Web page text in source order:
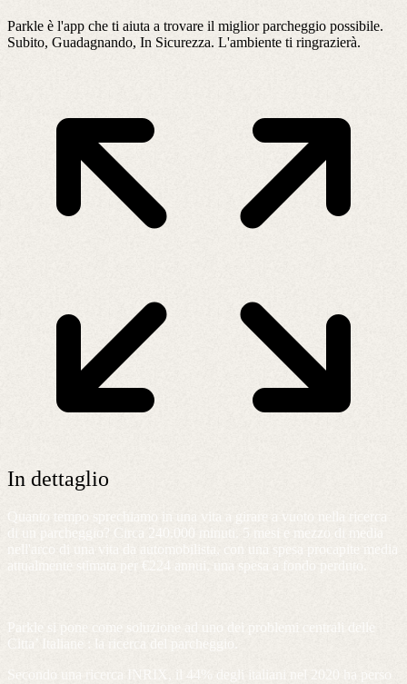
Parkle è l'app che ti aiuta a trovare il miglior parcheggio possibile.
Subito, Guadagnando, In Sicurezza. L'ambiente ti ringrazierà.
In dettaglio
Quanto tempo sprechiamo in una vita a girare a vuoto nella ricerca
di un parcheggio? Circa 240.000 minuti. 5 mesi e mezzo di media
nell'arco di una vita da automobilista, con una spesa procapite media
attualmente stimata per €224 annui, una spesa a fondo perduto.
Parkle si pone come soluzione ad uno dei problemi centrali delle
Citta’ Italiane : la ricerca del parcheggio.
Secondo una ricerca INRIX, il 44% degli italiani nel 2020 ha perso